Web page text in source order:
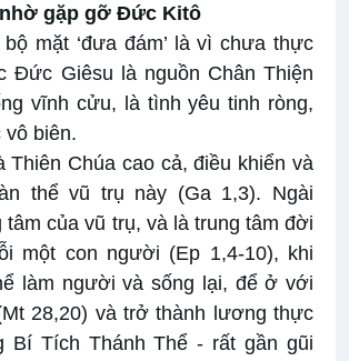
gặp gỡ Đức Kitô
mặt ‘đưa đám’ là vì chưa thực
Đức Giêsu là nguồn Chân Thiện
vĩnh cửu, là tình yêu tinh ròng,
vô biên.
Thiên Chúa cao cả, điều khiển và
thể vũ trụ này (Ga 1,3). Ngài
tâm của vũ trụ, và là trung tâm đời
một con người (Ep 1,4-10), khi
làm người và sống lại, để ở với
28,20) và trở thành lương thực
Bí Tích Thánh Thể - rất gần gũi